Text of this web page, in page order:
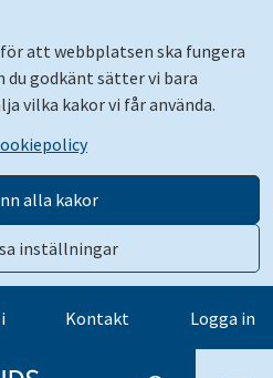
att webbplatsen ska fungera
godkänt sätter vi bara
vilka kakor vi får använda.
alla kakor
inställningar
Kontakt Logga in